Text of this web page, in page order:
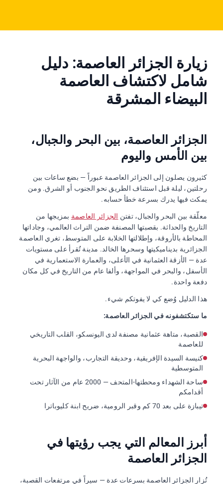
زيارة الجزائر العاصمة: دليل
شامل لاكتشاف العاصمة
البيضاء المشرقة
الجزائر العاصمة، بين البحر والجبال،
بين الأمس واليوم
كثيرون يصلون إلى الجزائر العاصمة عبوراً — بضع ساعات بين
رحلتين، ليلة قبل استئناف الطريق نحو الجنوب أو الشرق. ومن
يمكث فيها يدرك بسرعة خطأ حسابه.
معلّقة بين البحر والجبال، تفتن الجزائر العاصمة بمزيجها من
التاريخ والحداثة. بقصبتها المصنفة ضمن التراث العالمي، وجاداتها
المحاطة بالأروقة، وإطلالتها الخلابة على المتوسط، تغري العاصمة
الجزائرية بديناميكيتها وسحرها الخالد. مدينة تُقرأ على مستويات
عدة — الأزقة العثمانية في الأعلى، والعمارة الاستعمارية في
الأسفل، والبحر في المواجهة، وألفا عام من التاريخ في كل مكان
دفعة واحدة.
هذا الدليل وُضع كي لا يفوتكم شيء.
ما ستكتشفونه في الجزائر العاصمة:
القصبة، متاهة عثمانية مصنفة لدى اليونسكو، القلب التاريخي
للعاصمة
كنيسة السيدة الإفريقية، وحديقة التجارب، والواجهة البحرية
المتوسطية
ساحة الشهداء ومحطتها-المتحف — 2000 عام من الآثار تحت
أقدامكم
تيبازة على بعد 70 كم وقبر الرومية، ضريح ابنة كليوباترا
أبرز المعالم التي يجب رؤيتها في
الجزائر العاصمة
تُزار الجزائر العاصمة بسرعات عدة — سيراً في مرتفعات القصبة،